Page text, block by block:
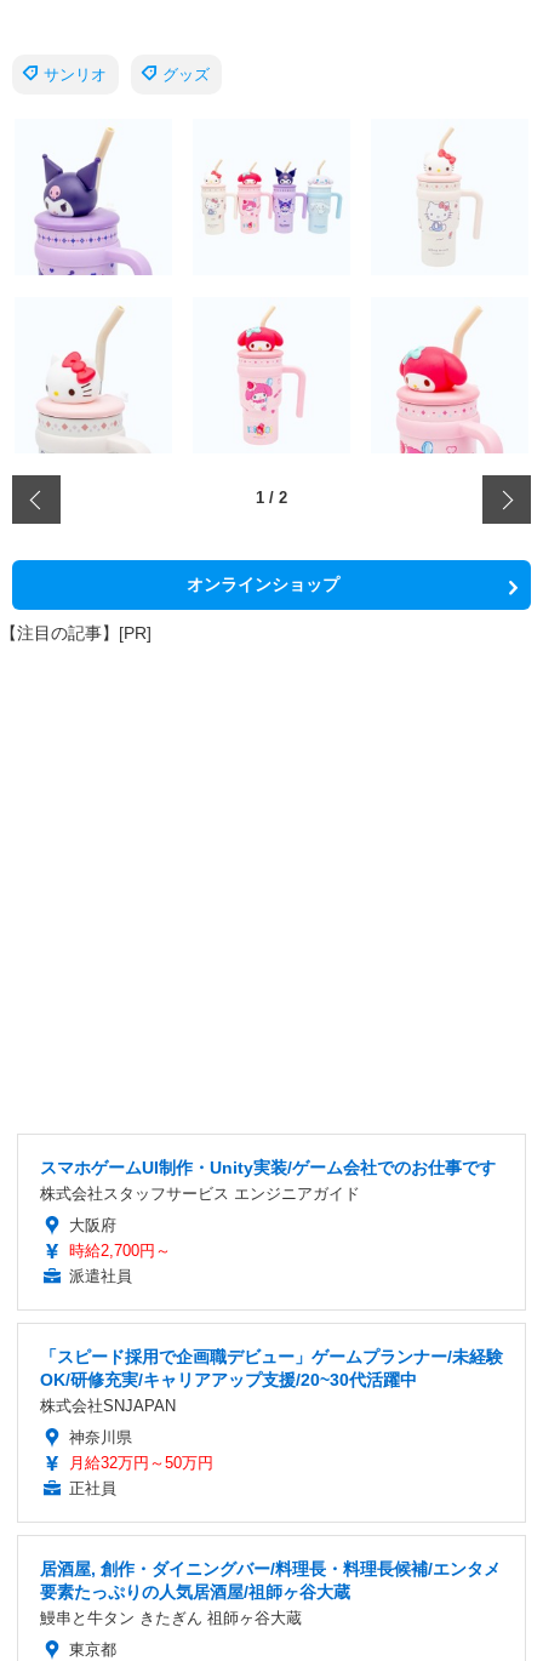
サンリオ グッズ
1 / 2
オンラインショップ
【注目の記事】[PR]
スマホゲームUI制作・Unity実装/ゲーム会社でのお仕事です
株式会社スタッフサービス エンジニアガイド
大阪府
時給2,700円～
派遣社員
「スピード採用で企画職デビュー」ゲームプランナー/未経験
OK/研修充実/キャリアアップ支援/20~30代活躍中
株式会社SNJAPAN
神奈川県
月給32万円～50万円
正社員
居酒屋, 創作・ダイニングバー/料理長・料理長候補/エンタメ
要素たっぷりの人気居酒屋/祖師ヶ谷大蔵
鰻串と牛タン きたぎん 祖師ヶ谷大蔵
東京都